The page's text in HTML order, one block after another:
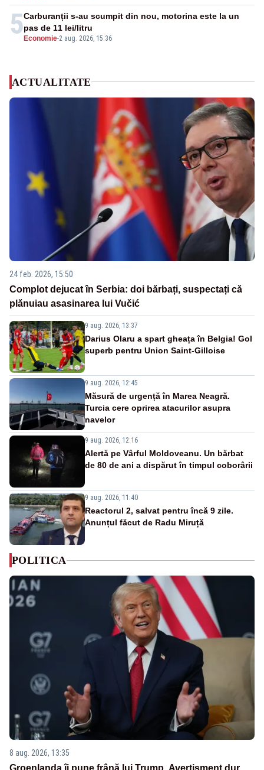
5Economie-2 aug. 2026, 15:36
Carburanții s-au scumpit din nou, motorina este la un
pas de 11 lei/litru
ACTUALITATE
24 feb. 2026, 15:50
Complot dejucat în Serbia: doi bărbați, suspectați că
plănuiau asasinarea lui Vučić
9 aug. 2026, 13:37
Darius Olaru a spart gheața în Belgia! Gol
superb pentru Union Saint-Gilloise
9 aug. 2026, 12:45
Măsură de urgență în Marea Neagră.
Turcia cere oprirea atacurilor asupra
navelor
9 aug. 2026, 12:16
Alertă pe Vârful Moldoveanu. Un bărbat
de 80 de ani a dispărut în timpul coborârii
9 aug. 2026, 11:40
Reactorul 2, salvat pentru încă 9 zile.
Anunțul făcut de Radu Miruță
POLITICA
8 aug. 2026, 13:35
Groenlanda îi pune frână lui Trump. Avertisment dur